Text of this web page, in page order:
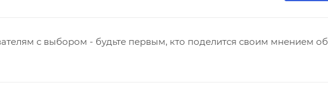
с выбором - будьте первым, кто поделится своим мнением об